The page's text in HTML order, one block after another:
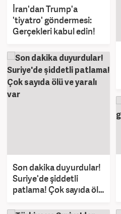
İran'dan Trump'a
'tiyatro' göndermesi:
Gerçekleri kabul edin!
Son dakika duyurdular!
Suriye'de şiddetli
patlama! Çok sayıda ölü